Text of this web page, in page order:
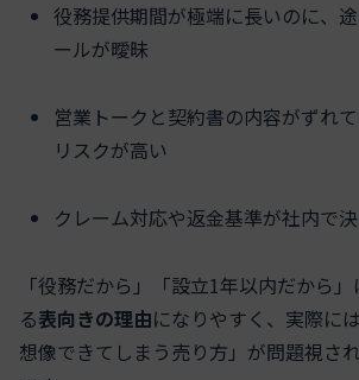
役務提供期間が極端に長いのに、
ールが曖昧
営業トークと契約書の内容がずれ
リスクが高い
クレーム対応や返金基準が社内で
「役務だから」「設立1年以内だから
る表向きの理由になりやすく、実際に
想像できてしまう売り方」が問題視さ